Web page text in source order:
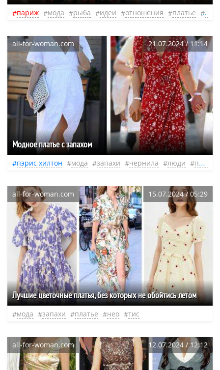
париж мода рыба идеи отношения платье
all-for-woman.com 21.07.2024 / 11:14
Модное платье с запахом
пэрис хилтон мода запахи чернила люди платье
all-for-woman.com 15.07.2024 / 05:29
Лучшие цветочные платья, без которых не обойтись летом
мода запахи платье нео тис
all-for-woman.com 12.07.2024 / 12:12